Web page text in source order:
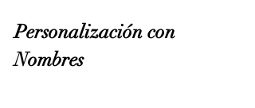
Personalización con
Nombres